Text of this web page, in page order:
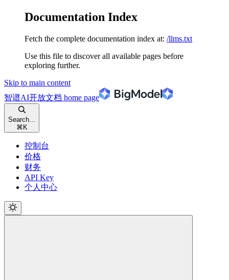
Documentation Index
Fetch the complete documentation index at: /llms.txt
Use this file to discover all available pages before
exploring further.
Skip to main content
智谱AI开放文档 home page
Search...
⌘ K
控制台
价格
财务
API Key
个人中心